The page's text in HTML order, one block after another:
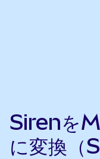
Sirenを
に変換（